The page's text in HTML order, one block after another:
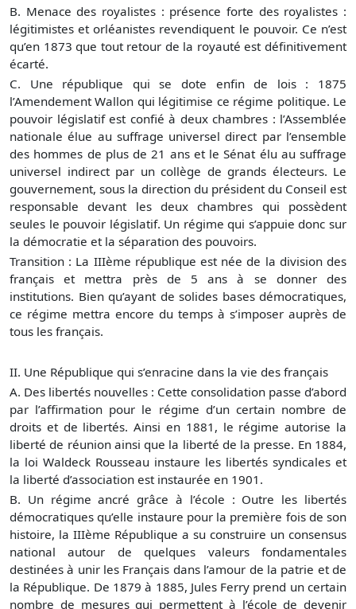
B. Menace des royalistes : présence forte des royalistes :
légitimistes et orléanistes revendiquent le pouvoir. Ce n’est
qu’en 1873 que tout retour de la royauté est définitivement
écarté.
C. Une république qui se dote enfin de lois : 1875
l’Amendement Wallon qui légitimise ce régime politique. Le
pouvoir législatif est confié à deux chambres : l’Assemblée
nationale élue au suffrage universel direct par l’ensemble
des hommes de plus de 21 ans et le Sénat élu au suffrage
universel indirect par un collège de grands électeurs. Le
gouvernement, sous la direction du président du Conseil est
responsable devant les deux chambres qui possèdent
seules le pouvoir législatif. Un régime qui s’appuie donc sur
la démocratie et la séparation des pouvoirs.
Transition : La IIIème république est née de la division des
français et mettra près de 5 ans à se donner des
institutions. Bien qu’ayant de solides bases démocratiques,
ce régime mettra encore du temps à s’imposer auprès de
tous les français.
II. Une République qui s’enracine dans la vie des français
A. Des libertés nouvelles : Cette consolidation passe d’abord
par l’affirmation pour le régime d’un certain nombre de
droits et de libertés. Ainsi en 1881, le régime autorise la
liberté de réunion ainsi que la liberté de la presse. En 1884,
la loi Waldeck Rousseau instaure les libertés syndicales et
la liberté d’association est instaurée en 1901.
B. Un régime ancré grâce à l’école : Outre les libertés
démocratiques qu’elle instaure pour la première fois de son
histoire, la IIIème République a su construire un consensus
national autour de quelques valeurs fondamentales
destinées à unir les Français dans l’amour de la patrie et de
la République. De 1879 à 1885, Jules Ferry prend un certain
nombre de mesures qui permettent à l’école de devenir